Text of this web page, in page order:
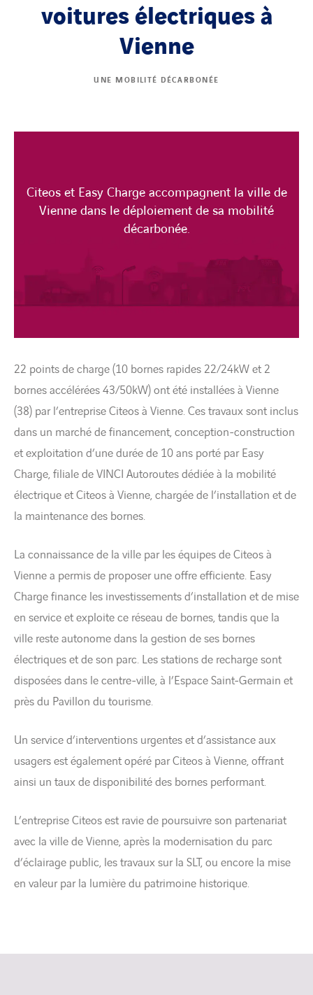
voitures électriques à
Vienne
UNE MOBILITÉ DÉCARBONÉE
Citeos et Easy Charge accompagnent la ville de
Vienne dans le déploiement de sa mobilité
décarbonée.
22 points de charge (10 bornes rapides 22/24kW et 2
bornes accélérées 43/50kW) ont été installées à Vienne
(38) par l’entreprise Citeos à Vienne. Ces travaux sont inclus
dans un marché de financement, conception-construction
et exploitation d’une durée de 10 ans porté par Easy
Charge, filiale de VINCI Autoroutes dédiée à la mobilité
électrique et Citeos à Vienne, chargée de l’installation et de
la maintenance des bornes.
La connaissance de la ville par les équipes de Citeos à
Vienne a permis de proposer une offre efficiente. Easy
Charge finance les investissements d’installation et de mise
en service et exploite ce réseau de bornes, tandis que la
ville reste autonome dans la gestion de ses bornes
électriques et de son parc. Les stations de recharge sont
disposées dans le centre-ville, à l’Espace Saint-Germain et
près du Pavillon du tourisme.
Un service d’interventions urgentes et d’assistance aux
usagers est également opéré par Citeos à Vienne, offrant
ainsi un taux de disponibilité des bornes performant.
L’entreprise Citeos est ravie de poursuivre son partenariat
avec la ville de Vienne, après la modernisation du parc
d’éclairage public, les travaux sur la SLT, ou encore la mise
en valeur par la lumière du patrimoine historique.